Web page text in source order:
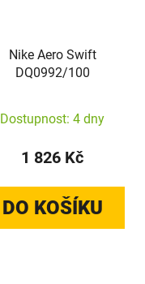
Nike Aero Swift
DQ0992/100
Dostupnost: 4 dny
1 826 Kč
DO KOŠÍKU